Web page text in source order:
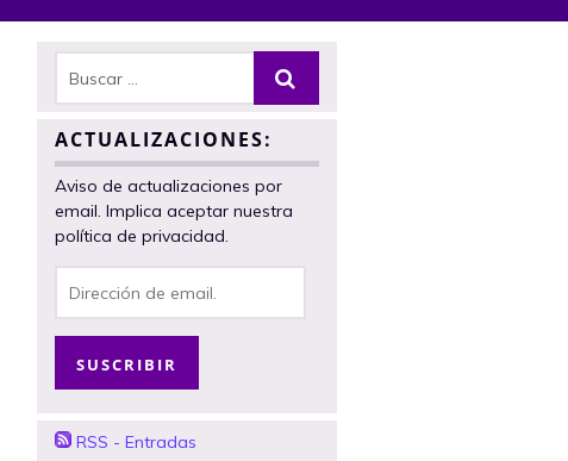
ACTUALIZACIONES:
Aviso de actualizaciones por
email. Implica aceptar nuestra
política de privacidad.
de
SUSCRIBIR
RSS - Entradas